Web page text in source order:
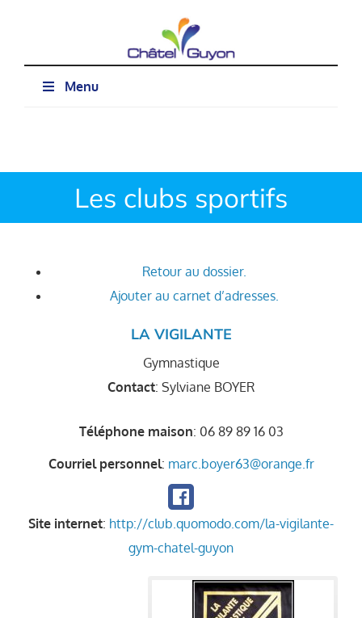
Menu
Les clubs sportifs
Retour au dossier.
Ajouter au carnet d’adresses.
LA VIGILANTE
Gymnastique
Contact: Sylviane BOYER
Téléphone maison: 06 89 89 16 03
Courriel personnel: marc.boyer63@orange.fr
Site internet: http://club.quomodo.com/la-vigilante-
gym-chatel-guyon